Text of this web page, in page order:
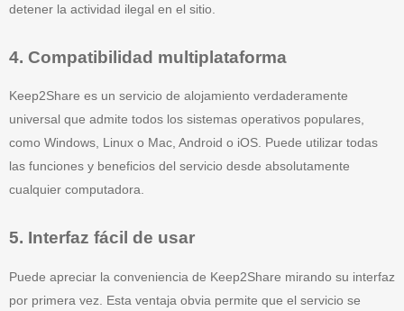
detener la actividad ilegal en el sitio.
4. Compatibilidad multiplataforma
Keep2Share es un servicio de alojamiento verdaderamente
universal que admite todos los sistemas operativos populares,
como Windows, Linux o Mac, Android o iOS. Puede utilizar todas
las funciones y beneficios del servicio desde absolutamente
cualquier computadora.
5. Interfaz fácil de usar
Puede apreciar la conveniencia de Keep2Share mirando su interfaz
por primera vez. Esta ventaja obvia permite que el servicio se